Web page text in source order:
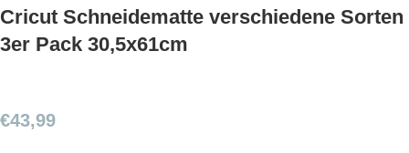
Cricut Schneidematte verschiedene Sorten
3er Pack 30,5x61cm
€43,99